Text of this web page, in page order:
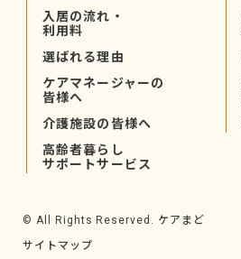
入居の流れ・
利用料
選ばれる理由
ケアマネージャーの
皆様へ
介護施設の皆様へ
高齢者暮らし
サポートサービス
© All Rights Reserved. ケアまど
サイトマップ